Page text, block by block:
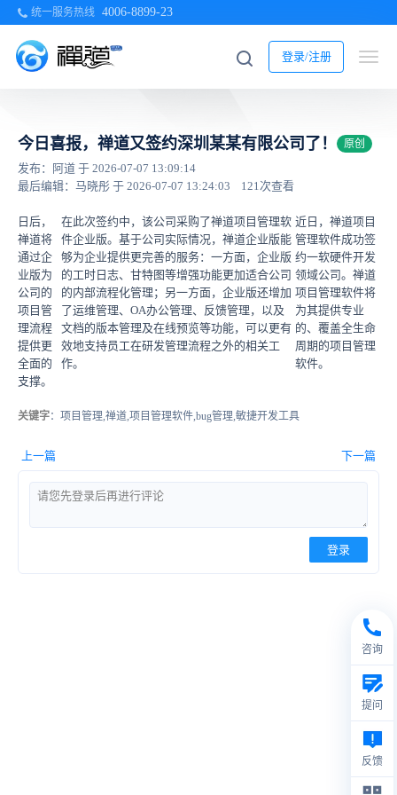
统一服务热线 4006-8899-23
登录/注册
今日喜报，禅道又签约深圳某某有限公司了！ 原创
发布：阿道 于 2026-07-07 13:09:14
最后编辑：马晓彤 于 2026-07-07 13:24:03
121次查看
近日，禅道项目
管理软件成功签
约一软硬件开发
领域公司。禅道
项目管理软件将
为其提供专业
的、覆盖全生命
周期的项目管理
软件。
在此次签约中，该公司采购了禅道项目管理软
件企业版。基于公司实际情况，禅道企业版能
够为企业提供更完善的服务：一方面，企业版
的工时日志、甘特图等增强功能更加适合公司
的内部流程化管理；另一方面，企业版还增加
了运维管理、OA办公管理、反馈管理，以及
文档的版本管理及在线预览等功能，可以更有
效地支持员工在研发管理流程之外的相关工
作。
日后，
禅道将
通过企
业版为
公司的
项目管
理流程
提供更
全面的
支撑。
关键字：项目管理,禅道,项目管理软件,bug管理,敏捷开发工具
上一篇 下一篇
登录
咨询
提问
反馈